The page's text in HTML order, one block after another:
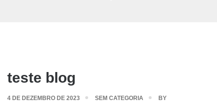
teste blog
4 DE DEZEMBRO DE 2023 SEM CATEGORIA
BY